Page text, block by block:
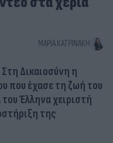
ΜΑΡΊΑ ΚΑΤΡΙΝΆΚΗ
Δικαιοσύνη η
που έχασε τη ζωή του
του Έλληνα χειριστή
της